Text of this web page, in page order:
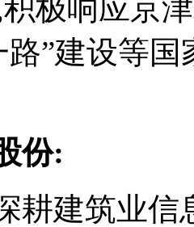
极响应京
路”建设等
份:
耕建筑业信